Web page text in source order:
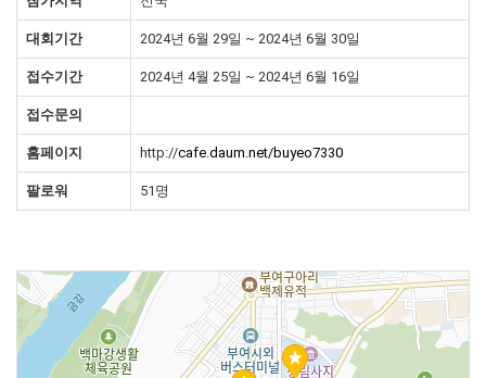
대회기간 2024년 6월 29일 ~ 2024년 6월 30일
접수기간 2024년 4월 25일 ~ 2024년 6월 16일
접수문의
홈페이지 http://cafe.daum.net/buyeo7330
팔로워 51명